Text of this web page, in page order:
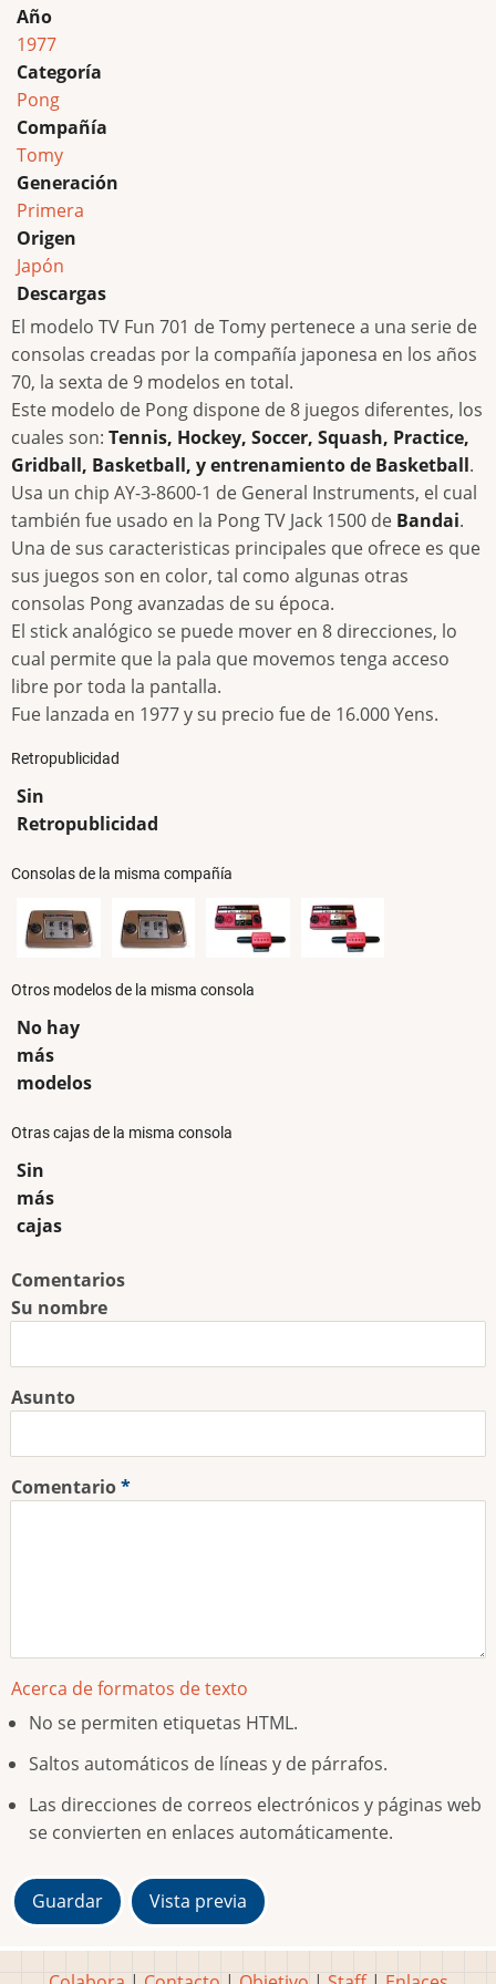
Año
1977
Categoría
Pong
Compañía
Tomy
Generación
Primera
Origen
Japón
Descargas
El modelo TV Fun 701 de Tomy pertenece a una serie de
consolas creadas por la compañía japonesa en los años
70, la sexta de 9 modelos en total.
Este modelo de Pong dispone de 8 juegos diferentes, los
cuales son: Tennis, Hockey, Soccer, Squash, Practice,
Gridball, Basketball, y entrenamiento de Basketball.
Usa un chip AY-3-8600-1 de General Instruments, el cual
también fue usado en la Pong TV Jack 1500 de Bandai.
Una de sus caracteristicas principales que ofrece es que
sus juegos son en color, tal como algunas otras
consolas Pong avanzadas de su época.
El stick analógico se puede mover en 8 direcciones, lo
cual permite que la pala que movemos tenga acceso
libre por toda la pantalla.
Fue lanzada en 1977 y su precio fue de 16.000 Yens.
Retropublicidad
Sin
Retropublicidad
Consolas de la misma compañía
Otros modelos de la misma consola
No hay
más
modelos
Otras cajas de la misma consola
Sin
más
cajas
Comentarios
Su nombre
Asunto
Comentario
Acerca de formatos de texto
No se permiten etiquetas HTML.
Saltos automáticos de líneas y de párrafos.
Las direcciones de correos electrónicos y páginas web
se convierten en enlaces automáticamente.